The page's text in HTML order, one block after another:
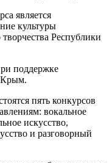
является
культуры
Республики
поддержке
Крым.
пять конкурсов
вокальное
искусство,
и разговорный